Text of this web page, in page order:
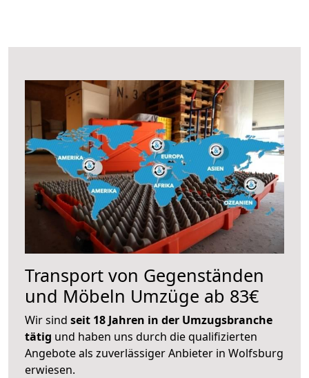
Transport von Gegenständen
und Möbeln Umzüge ab 83€
Wir sind seit 18 Jahren in der Umzugsbranche
tätig und haben uns durch die qualifizierten
Angebote als zuverlässiger Anbieter in Wolfsburg
erwiesen.